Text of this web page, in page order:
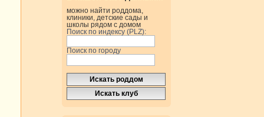
можно найти роддома,
клиники, детские сады и
школы рядом с домом
Поиск по индексу (PLZ):
Поиск по городу